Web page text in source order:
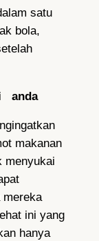
satu
bola,
anda
makanan
menyukai
mereka
ini yang
hanya